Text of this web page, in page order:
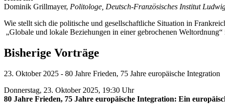
Dominik Grillmayer, Politologe, Deutsch-Französisches Institut
Wie stellt sich die politische und gesellschaftliche Situation in
„Globale und lokale Beziehungen in einer gebrochenen
Bisherige Vorträge
23. Oktober 2025 - 80 Jahre Frieden, 75 Jahre europäische Integration
Donnerstag, 23. Oktober 2025, 19:30 Uhr
80 Jahre Frieden, 75 Jahre europäische Integration: Ein